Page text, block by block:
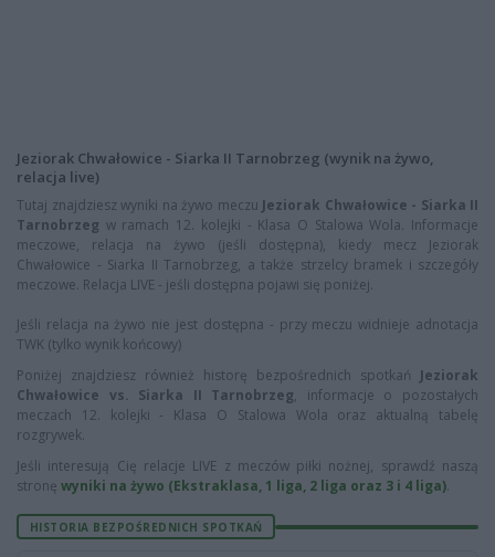
Jeziorak Chwałowice - Siarka II Tarnobrzeg (wynik na żywo,
relacja live)
Tutaj znajdziesz wyniki na żywo meczu Jeziorak Chwałowice - Siarka II
Tarnobrzeg w ramach 12. kolejki - Klasa O Stalowa Wola. Informacje
meczowe, relacja na żywo (jeśli dostępna), kiedy mecz Jeziorak
Chwałowice - Siarka II Tarnobrzeg, a także strzelcy bramek i szczegóły
meczowe. Relacja LIVE - jeśli dostępna pojawi się poniżej.
Jeśli relacja na żywo nie jest dostępna - przy meczu widnieje adnotacja
TWK (tylko wynik końcowy)
Poniżej znajdziesz również historę bezpośrednich spotkań Jeziorak
Chwałowice vs. Siarka II Tarnobrzeg, informacje o pozostałych
meczach 12. kolejki - Klasa O Stalowa Wola oraz aktualną tabelę
rozgrywek.
Jeśli interesują Cię relacje LIVE z meczów piłki nożnej, sprawdź naszą
stronę wyniki na żywo (Ekstraklasa, 1 liga, 2 liga oraz 3 i 4 liga).
HISTORIA BEZPOŚREDNICH SPOTKAŃ